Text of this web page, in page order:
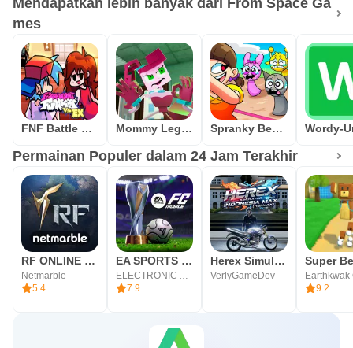
Mendapatkan lebih banyak dari From Space Ga
mes
FNF Battle Dance all Mods Mommy Legs Spider Hide N Seek Spranky Beatbox Survival
Permainan Populer dalam 24 Jam Terakhir
RF ONLINE NEXT
Netmarble
5.4
EA SPORTS FC MOBILE 26
ELECTRONIC ARTS
7.9
Herex Simulator Indonesia Max
VerlyGameDev
9.2